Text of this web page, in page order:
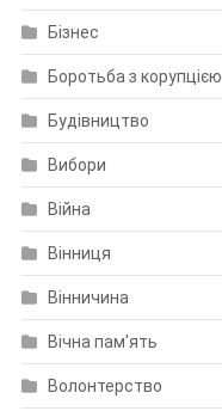
Бізнес
Боротьба з корупцією
Будівництво
Вибори
Війна
Вінниця
Вінничина
Вічна пам'ять
Волонтерство